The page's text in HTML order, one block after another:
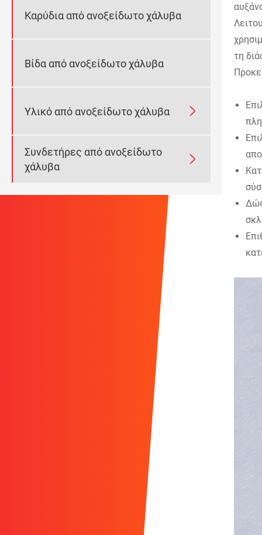
Καρύδια από ανοξείδωτο χάλυβα
Βίδα από ανοξείδωτο χάλυβα
Υλικό από ανοξείδωτο χάλυβα 
Συνδετήρες από ανοξείδωτο
χάλυβα

τη